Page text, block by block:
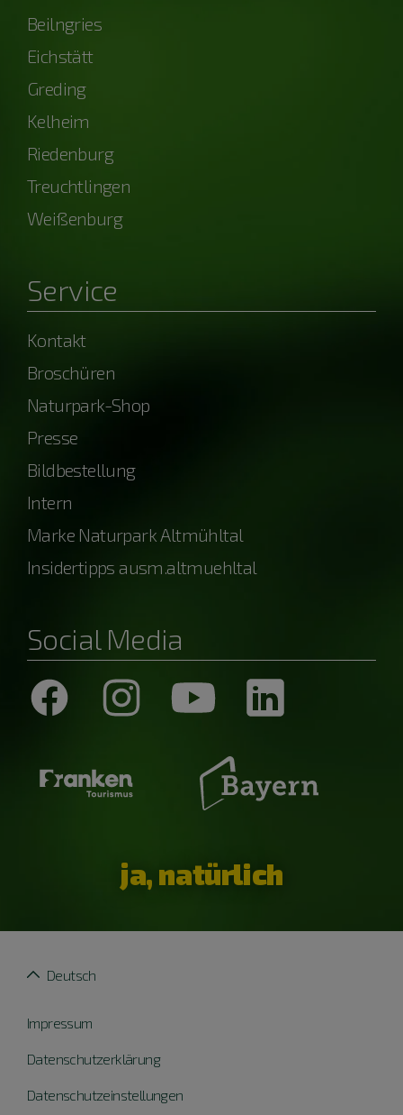
Beilngries
Eichstätt
Greding
Kelheim
Riedenburg
Treuchtlingen
Weißenburg
Service
Kontakt
Broschüren
Naturpark-Shop
Presse
Bildbestellung
Intern
Marke Naturpark Altmühltal
Insidertipps ausm.altmuehltal
Social Media
ja, natürlich
Impressum
Datenschutzerklärung
Datenschutzeinstellungen
Deutsch